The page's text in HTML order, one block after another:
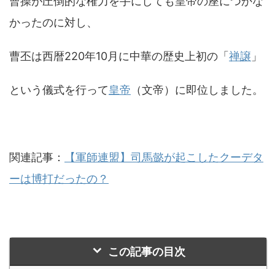
かったのに対し、
曹丕は西暦220年10月に中華の歴史上初の「 禅譲 」
という儀式を行って皇帝 （文帝）に即位しました。
関連記事：
【軍師連盟】司馬懿が起こしたクーデタ
ーは博打だったの？
この記事の目次